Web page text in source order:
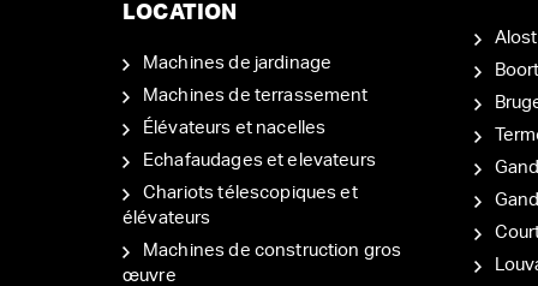
LOCATION
Machines de jardinage
Machines de terrassement
Élévateurs et nacelles
Echafaudages et elevateurs
Chariots télescopiques et
élévateurs
Machines de construction gros
œuvre
Alost